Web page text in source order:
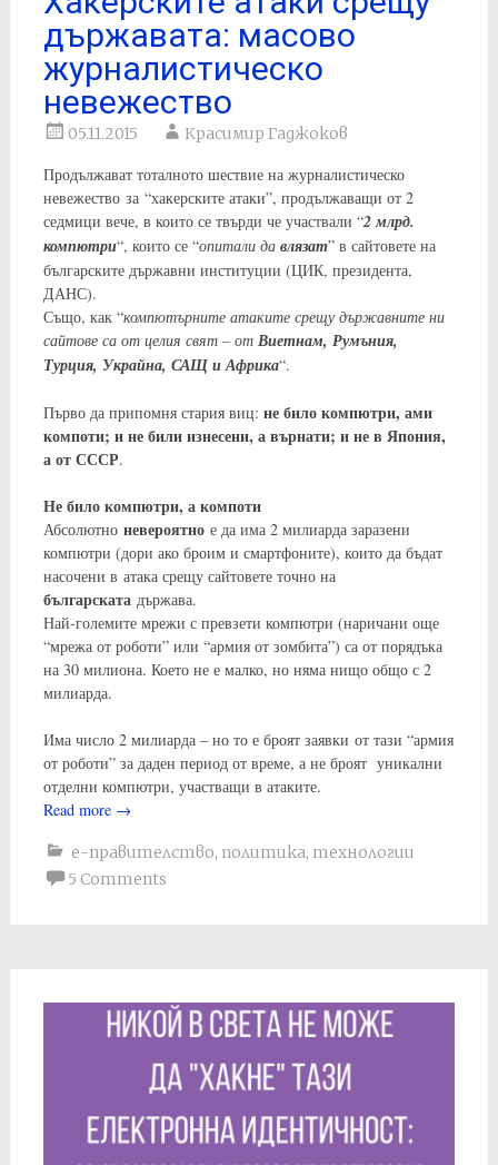
държавата: масово
журналистическо
невежество
05.11.2015 Красимир Гаджоков
Продължават тоталното шествие на журналистическо
невежество за “хакерските атаки”, продължаващи от 2
седмици вече, в които се твърди че участвали “2 млрд.
компютри“, които се “опитали да влязат” в сайтовете на
българските държавни институции (ЦИК, президента,
ДАНС).
Също, как “компютърните атаките срещу държавните ни
сайтове са от целия свят – от Виетнам, Румъния,
Турция, Украйна, САЩ и Африка“.
Първо да припомня стария виц: не било компютри, ами
компоти; и не били изнесени, а върнати; и не в Япония,
а от СССР.
Не било компютри, а компоти
Абсолютно невероятное да има 2 милиарда заразени
компютри (дори ако броим и смартфоните), които да бъдат
насочени в атака срещу сайтовете точно на
българскатадържава.
Най-големите мрежи с превзети компютри (наричани още
“мрежа от роботи” или “армия от зомбита”) са от порядъка
на 30 милиона. Което не е малко, но няма нищо общо с 2
милиарда.
Има число 2 милиарда – но то е броят заявки от тази “армия
от роботи” за даден период от време, а не броят уникални
отделни компютри, участващи в атаките.
Read more →
е-правителство, политика, технологии
5 Comments